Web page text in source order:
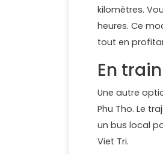
kilomètres.
heures. Ce
tout en
En train
Une autre
Phu Tho. Le
un bus local
Viet Tri.